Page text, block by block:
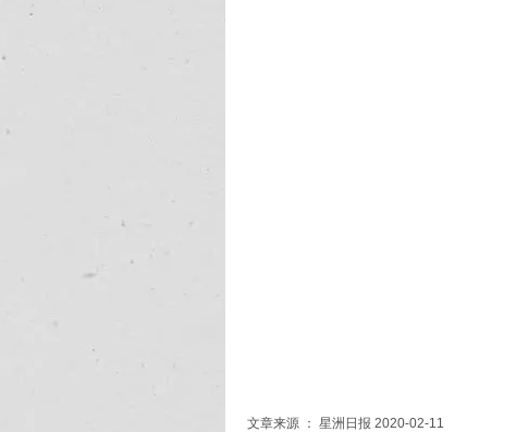
文章来源 ： 星洲日报 2020-02-11